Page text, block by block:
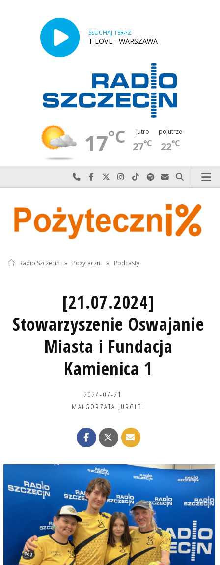
SŁUCHAJ TERAZ
T.LOVE - WARSZAWA
17°C jutro
27°C
pojutrze
22°C
Najlepiej po prostu do nas zadzwoń
Odwiedź nas na Facebook-u
Odwiedź nas na X
Odwiedź nas na Instagram-ie
Odwiedź nas na TikTok-u
Szukaj nas na Spotify
Wyślij do nas
Szukaj
Radio Szczecin » Pożyteczni » Podcasty
[21.07.2024]
Stowarzyszenie Oswajanie
Miasta i Fundacja
Kamienica 1
2024-07-21
MAŁGORZATA JURGIEL